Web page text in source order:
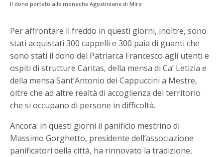
Il dono portato alle monache Agostiniane di Mira
Per affrontare il freddo in questi giorni, inoltre, sono
stati acquistati 300 cappelli e 300 paia di guanti che
sono stati il dono del Patriarca Francesco agli utenti e
ospiti di strutture Caritas, della mensa di Ca’ Letizia e
della mensa Sant’Antonio dei Cappuccini a Mestre,
oltre che ad altre realtà di accoglienza del territorio
che si occupano di persone in difficoltà.
Ancora: in questi giorni il panificio mestrino di
Massimo Gorghetto, presidente dell’associazione
panificatori della città, ha rinnovato la tradizione,